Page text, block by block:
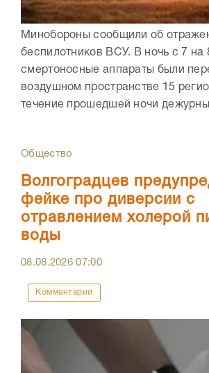
Минобороны сообщили об
беспилотников ВСУ. В ночь с 7 на
смертоносные аппараты были
воздушном пространстве 15
течение прошедшей ночи
Общество
Волгоградцев
фейке про диверсии с
отравлением холерой
воды
08.08.202607:00
Комментарии